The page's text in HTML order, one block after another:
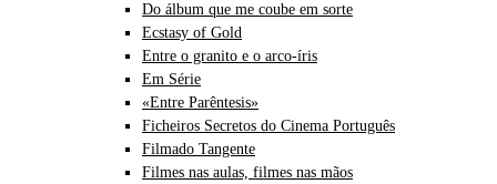
Do álbum que me coube em sorte
Ecstasy of Gold
Entre o granito e o arco-íris
Em Série
«Entre Parêntesis»
Ficheiros Secretos do Cinema Português
Filmado Tangente
Filmes nas aulas, filmes nas mãos